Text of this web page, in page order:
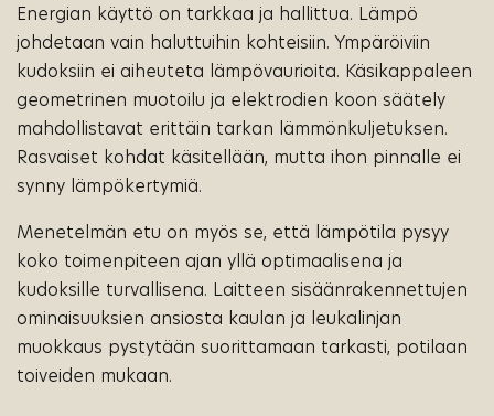
Energian käyttö on tarkkaa ja hallittua. Lämpö
johdetaan vain haluttuihin kohteisiin. Ympäröiviin
kudoksiin ei aiheuteta lämpövaurioita. Käsikappaleen
geometrinen muotoilu ja elektrodien koon säätely
mahdollistavat erittäin tarkan lämmönkuljetuksen.
Rasvaiset kohdat käsitellään, mutta ihon pinnalle ei
synny lämpökertymiä.
Menetelmän etu on myös se, että lämpötila pysyy
koko toimenpiteen ajan yllä optimaalisena ja
kudoksille turvallisena. Laitteen sisäänrakennettujen
ominaisuuksien ansiosta kaulan ja leukalinjan
muokkaus pystytään suorittamaan tarkasti, potilaan
toiveiden mukaan.